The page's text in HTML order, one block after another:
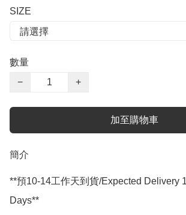
SIZE
數量
−
+
加至購物車
簡介
**預10-14工作天到貨/Expected Delivery
Days**